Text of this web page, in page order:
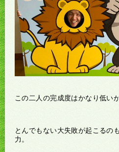
この二人の完成度はかなり低い
とんでもない大失敗が起こるの
力。